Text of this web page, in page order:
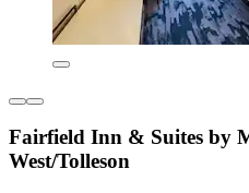
Fairfield Inn & Suites by
West/Tolleson